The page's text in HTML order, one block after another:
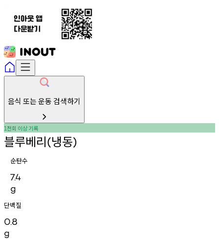
음식 또는 운동 검색하기
1천회 이상기록
블루베리(냉동)
순탄수
7.4
g
단백질
0.8
g